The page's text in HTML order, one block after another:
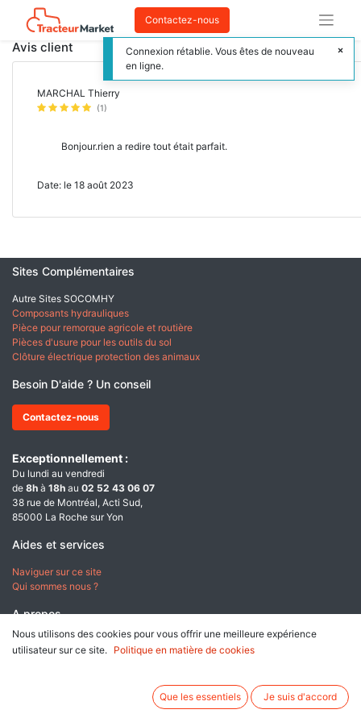
Contactez-nous
Avis client
MARCHAL Thierry
(1)
Bonjour.rien a redire tout était parfait.
Date: le 18 août 2023
Sites Complémentaires
Autre Sites SOCOMHY
Composants hydrauliques
Pièce pour remorque agricole et routière
Pièces d'usure pour les outils du sol
Clôture électrique protection des animaux
Besoin D'aide ? Un conseil
Contactez-nous
Exceptionnellement :
Du lundi au vendredi
de 8h à 18h au 02 52 43 06 07
38 rue de Montréal, Acti Sud,
85000 La Roche sur Yon
Aides et services
Naviguer sur ce site
Qui sommes nous ?
A propos
Conditions générales de ventes
Données personnelles & Cookies
Nous utilisons des cookies pour vous offrir une meilleure expérience
utilisateur sur ce site.
Politique en matière de cookies
Que les essentiels Je suis d'accord
Connexion rétablie. Vous êtes de nouveau
en ligne.